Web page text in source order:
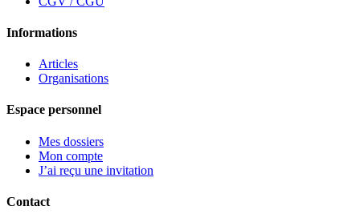
Informations
Articles
Organisations
Espace personnel
Mes dossiers
Mon compte
J’ai reçu une invitation
Contact